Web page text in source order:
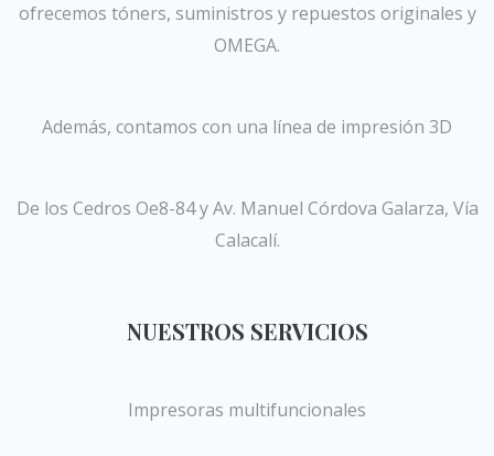
ofrecemos tóners, suministros y repuestos originales y
OMEGA.
Además, contamos con una línea de impresión 3D
De los Cedros Oe8-84 y Av. Manuel Córdova Galarza, Vía
Calacalí.
NUESTROS SERVICIOS
Impresoras multifuncionales